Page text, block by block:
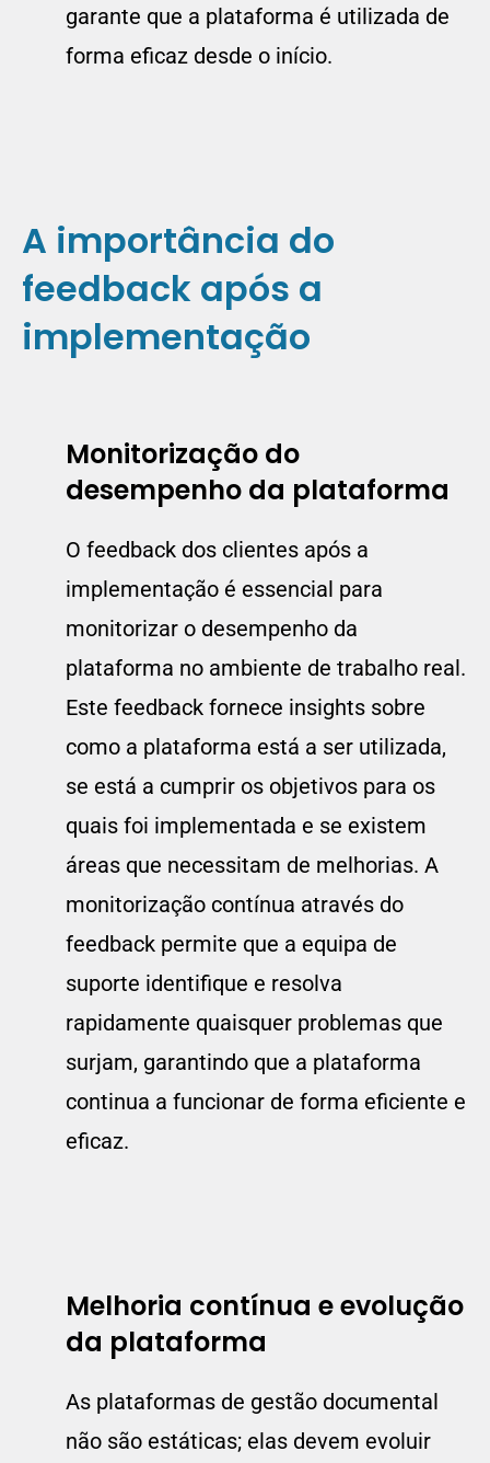
garante que a plataforma é utilizada de
forma eficaz desde o início.
A importância do
feedback após a
implementação
Monitorização do
desempenho da plataforma
O feedback dos clientes após a
implementação é essencial para
monitorizar o desempenho da
plataforma no ambiente de trabalho real.
Este feedback fornece insights sobre
como a plataforma está a ser utilizada,
se está a cumprir os objetivos para os
quais foi implementada e se existem
áreas que necessitam de melhorias. A
monitorização contínua através do
feedback permite que a equipa de
suporte identifique e resolva
rapidamente quaisquer problemas que
surjam, garantindo que a plataforma
continua a funcionar de forma eficiente e
eficaz.
Melhoria contínua e evolução
da plataforma
As plataformas de gestão documental
não são estáticas; elas devem evoluir